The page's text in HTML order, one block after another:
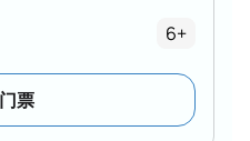
6+
票